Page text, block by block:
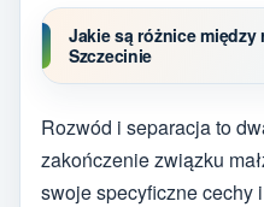
Jakie są różnice między
Szczecinie
Rozwód i separacja to
zakończenie związku
swoje specyficzne cechy